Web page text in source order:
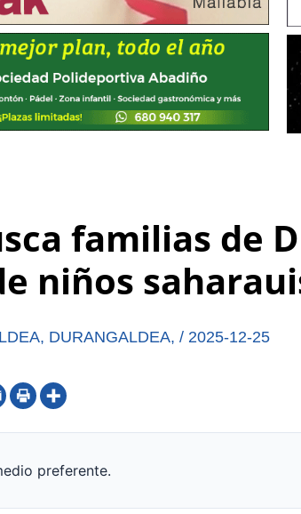
familias de
niños
, DURANGALDEA, / 2025-12-25
preferente.